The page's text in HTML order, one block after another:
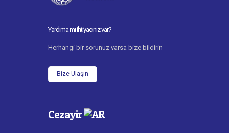
Yardıma mı ihtiyacınız var?
Herhangi bir sorunuz varsa bize bildirin
Bize Ulaşın
Cezayir